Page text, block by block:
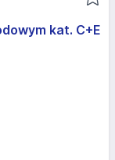
kat. C+E